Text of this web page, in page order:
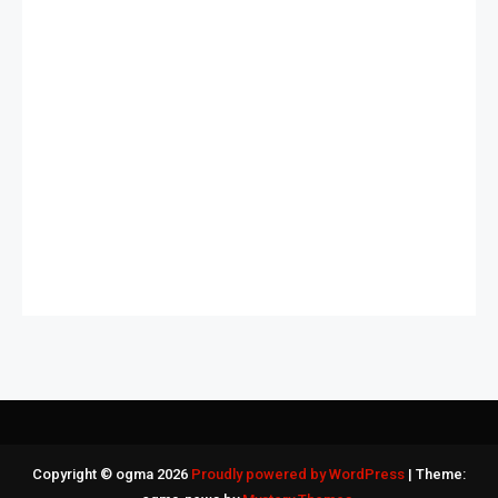
Copyright © ogma 2026 Proudly powered by WordPress | Theme: